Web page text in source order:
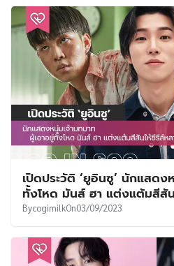
เปิดประวัติ ‘ยูอินซู’ นักแสดง
ทั้งโหด มันส์ ฮา แต่งแต้มสีสั
BycogimilkOn03/09/2023